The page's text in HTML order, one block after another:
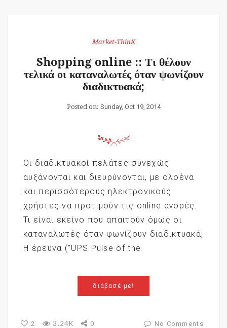
Market-ThinK
Shopping online :: Τι θέλουν
τελικά οι καταναλωτές όταν ψωνίζουν
διαδικτυακά;
Posted on: Sunday, Oct 19, 2014
Οι διαδικτυακοί πελάτες συνεχώς
αυξάνονται και διευρύνονται, με ολοένα
και περισσότερους ηλεκτρονικούς
χρήστες να προτιμούν τις online αγορές.
Τι είναι εκείνο που απαιτούν όμως οι
καταναλωτές όταν ψωνίζουν διαδικτυακά;
Η έρευνα (“UPS Pulse of the
διάβασέ με!
2 3.24K 0 No Comments